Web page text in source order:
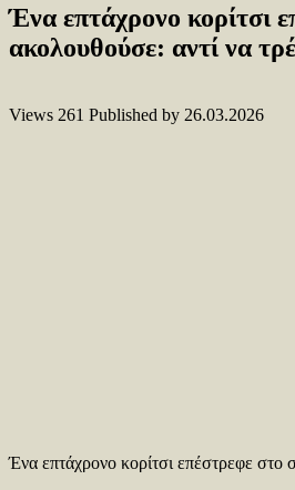
Ένα επτάχρονο κορίτσι
ακολουθούσε: αντί να
Views 261 Published by 26.03.2026
Ένα επτάχρονο κορίτσι επέστρεφε στο